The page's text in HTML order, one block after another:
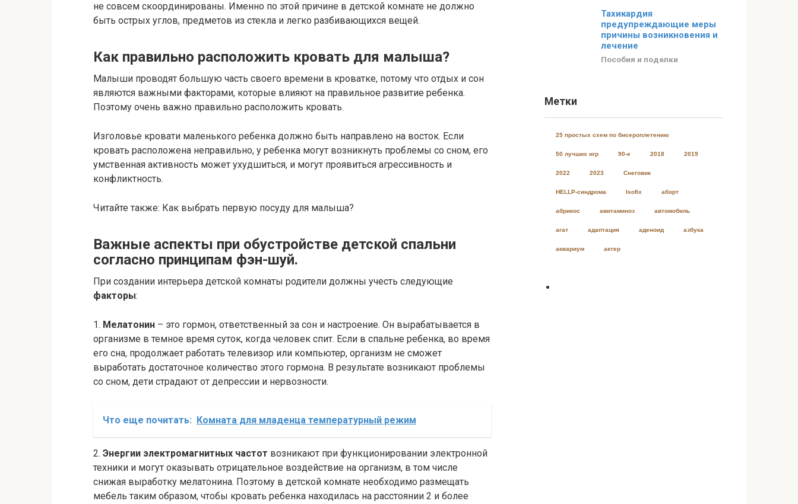
не совсем скоординированы. Именно по этой причине в детской комнате не должно
быть острых углов, предметов из стекла и легко разбивающихся вещей.
Как правильно расположить кровать для малыша?
Малыши проводят большую часть своего времени в кроватке, потому что отдых и сон
являются важными факторами, которые влияют на правильное развитие ребенка.
Поэтому очень важно правильно расположить кровать.
Изголовье кровати маленького ребенка должно быть направлено на восток. Если
кровать расположена неправильно, у ребенка могут возникнуть проблемы со сном, его
умственная активность может ухудшиться, и могут проявиться агрессивность и
конфликтность.
Читайте также: Как выбрать первую посуду для малыша?
Важные аспекты при обустройстве детской спальни
согласно принципам фэн-шуй.
При создании интерьера детской комнаты родители должны учесть следующие
факторы:
1. Мелатонин – это гормон, ответственный за сон и настроение. Он вырабатывается в
организме в темное время суток, когда человек спит. Если в спальне ребенка, во время
его сна, продолжает работать телевизор или компьютер, организм не сможет
выработать достаточное количество этого гормона. В результате возникают проблемы
со сном, дети страдают от депрессии и нервозности.
Что еще почитать: Комната для младенца температурный режим
2. Энергии электромагнитных частот возникают при функционировании электронной
техники и могут оказывать отрицательное воздействие на организм, в том числе
снижая выработку мелатонина. Поэтому в детской комнате необходимо размещать
мебель таким образом, чтобы кровать ребенка находилась на расстоянии 2 и более
Тахикардия
предупреждающие меры
причины возникновения и
лечение
Пособия и поделки
Метки
25 простых схем по бисероплетению
50 лучших игр 90-е 2018 2019
2022 2023 Cнеговик
HELLP-синдрома Isofix аборт
абрикос авитаминоз автомобиль
агат адаптация аденоид азбука
аквариум актер